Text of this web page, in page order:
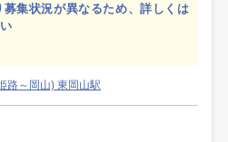
集状況が異なるため、詳しくは
路～岡山) 東岡山駅